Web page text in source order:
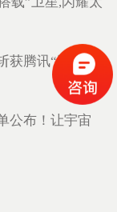
获腾讯“回响中
公布！让宇宙